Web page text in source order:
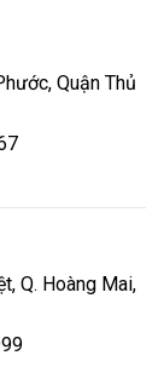
Quận Thủ
Q. Hoàng Mai,